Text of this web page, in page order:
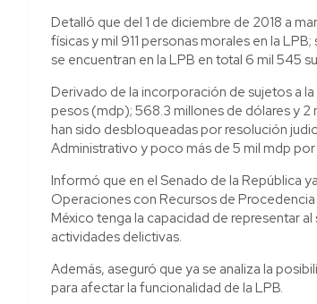
Detalló que del 1 de diciembre de 2018 a
físicas y mil 911 personas morales en la
se encuentran en la LPB en total 6 mil 545
Derivado de la incorporación de sujetos a
pesos (mdp); 568.3 millones de dólares y
han sido desbloqueadas por resolución
Administrativo y poco más de 5 mil mdp por
Informó que en el Senado de la República
Operaciones con Recursos de
México tenga la capacidad de representar
actividades delictivas.
Además, aseguró que ya se analiza la
para afectar la funcionalidad de la LPB.